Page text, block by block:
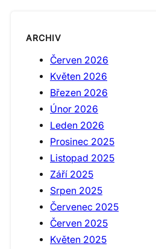
ARCHIV
Červen 2026
Květen 2026
Březen 2026
Únor 2026
Leden 2026
Prosinec 2025
Listopad 2025
Září 2025
Srpen 2025
Červenec 2025
Červen 2025
Květen 2025